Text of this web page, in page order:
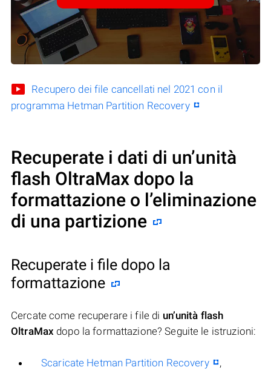
Recupero dei file cancellati nel 2021 con il
programma Hetman Partition Recovery
Recuperate i dati di un’unità
flash OltraMax dopo la
formattazione o l’eliminazione
di una partizione
Recuperate i file dopo la
formattazione
Cercate come recuperare i file di un’unità flash
OltraMax dopo la formattazione? Seguite le istruzioni:
Scaricate Hetman Partition Recovery
,